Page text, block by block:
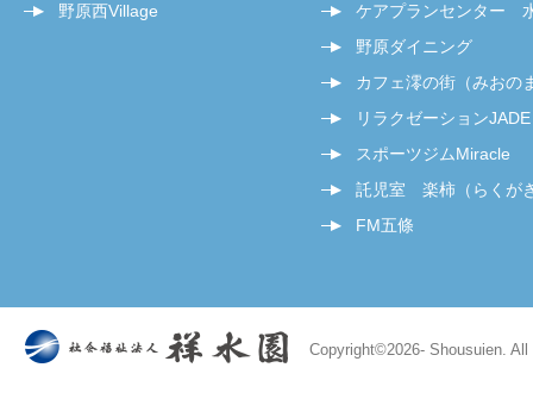
野原西Village
ケアプランセンター
野原ダイニング
カフェ澪の街（みおの
リラクゼーションJADE
スポーツジムMiracle
託児室 楽柿（らくが
FM五條
Copyright©2026- Shousuien.